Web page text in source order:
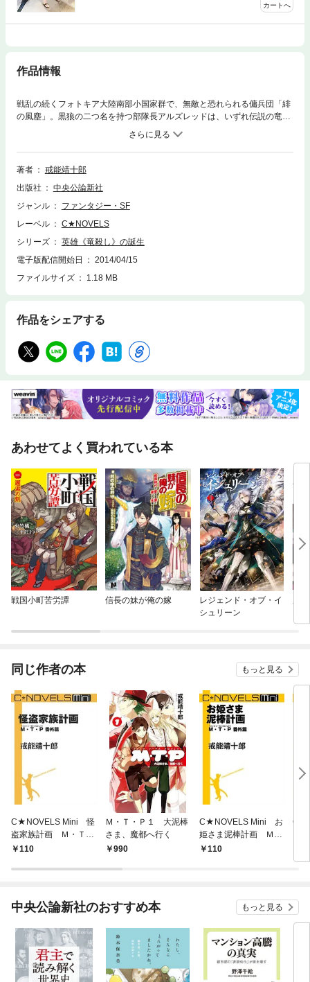
カートへ
作品情報
戦乱の続くフォトキア大陸南部小国家群で、無敵と恐れられる傭兵団「緋
の風塵」。黒狼の二つ名を持つ部隊長アルズレッドは、いずれ伝説の竜を
も殺す世界最強の男となると豪語している。戦場で拾った孤児と暮らす彼
は、まず《傭兵王》ドヴォルグを倒し、その座を奪おうと秘かに狙い、剣
の腕を磨いていた。だが、運命はその前に非情に立ちはだかるのだった―
―!!第9回C★NOVELS大賞特別賞受賞後第一作。
著者
戒能靖十郎
出版社
中央公論新社
ジャンル
ファンタジー・SF
レーベル
C★NOVELS
シリーズ
英雄《竜殺し》の誕生
電子版配信開始日
2014/04/15
ファイルサイズ
1.18 MB
作品をシェアする
あわせてよく買われている本
戦国小町苦労譚 信長の妹が俺の嫁
レジェンド・オブ・イ
シュリーン
同じ作者の本 もっと見る
C★NOVELS Mini 怪
盗家族計画 Ｍ・Ｔ・
Ｐ番外篇
110
Ｍ・Ｔ・Ｐ１ 大泥棒
さま、魔都へ行く
990
C★NOVELS Mini お
姫さま泥棒計画 Ｍ・
Ｔ・Ｐ番外篇
110
中央公論新社のおすすめ本 もっと見る